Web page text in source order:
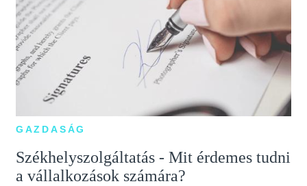
GAZDASÁG
Székhelyszolgáltatás - Mit érdemes tudni
a vállalkozások számára?